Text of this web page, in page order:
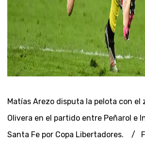
Matías Arezo disputa la pelota con el
Olivera en el partido entre Peñarol e
Santa Fe por Copa Libertadores. /